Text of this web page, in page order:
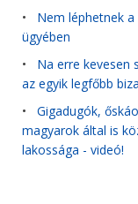
• Nem léphetnek
ügyében
• Na erre kevesen
az egyik legfőbb
• Gigadugók,
magyarok által is
lakossága - videó!